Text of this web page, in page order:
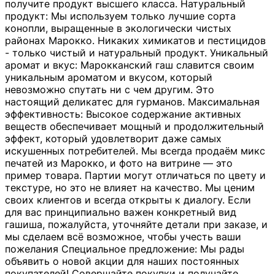
получите продукт высшего класса. Натуральный
продукт: Мы используем только лучшие сорта
конопли, выращенные в экологически чистых
районах Марокко. Никаких химикатов и пестицидов
- только чистый и натуральный продукт. Уникальный
аромат и вкус: Марокканский гаш славится своим
уникальным ароматом и вкусом, который
невозможно спутать ни с чем другим. Это
настоящий деликатес для гурманов. Максимальная
эффективность: Высокое содержание активных
веществ обеспечивает мощный и продолжительный
эффект, который удовлетворит даже самых
искушенных потребителей. Мы всегда продаём микс
печатей из Марокко, и фото на витрине — это
пример товара. Партии могут отличаться по цвету и
текстуре, но это не влияет на качество. Мы ценим
своих клиентов и всегда открыты к диалогу. Если
для вас принципиально важен конкретный вид
гашиша, пожалуйста, уточняйте детали при заказе, и
мы сделаем всё возможное, чтобы учесть ваши
пожелания Специальное предложение: Мы рады
объявить о новой акции для наших постоянных